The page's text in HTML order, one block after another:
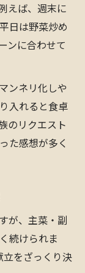
えば、週末に
日は野菜炒め
ンに合わせて
ンネリ化しや
入れると食卓
のリクエスト
た感想が多く
が、主菜・副
続けられま
立をざっくり決